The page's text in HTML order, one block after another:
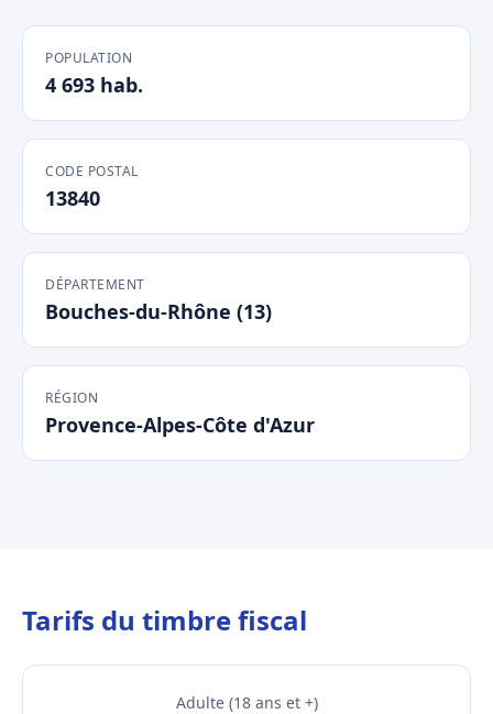
POPULATION
4 693 hab.
CODE POSTAL
13840
DÉPARTEMENT
Bouches-du-Rhône (13)
RÉGION
Provence-Alpes-Côte d'Azur
Tarifs du timbre fiscal
Adulte (18 ans et +)